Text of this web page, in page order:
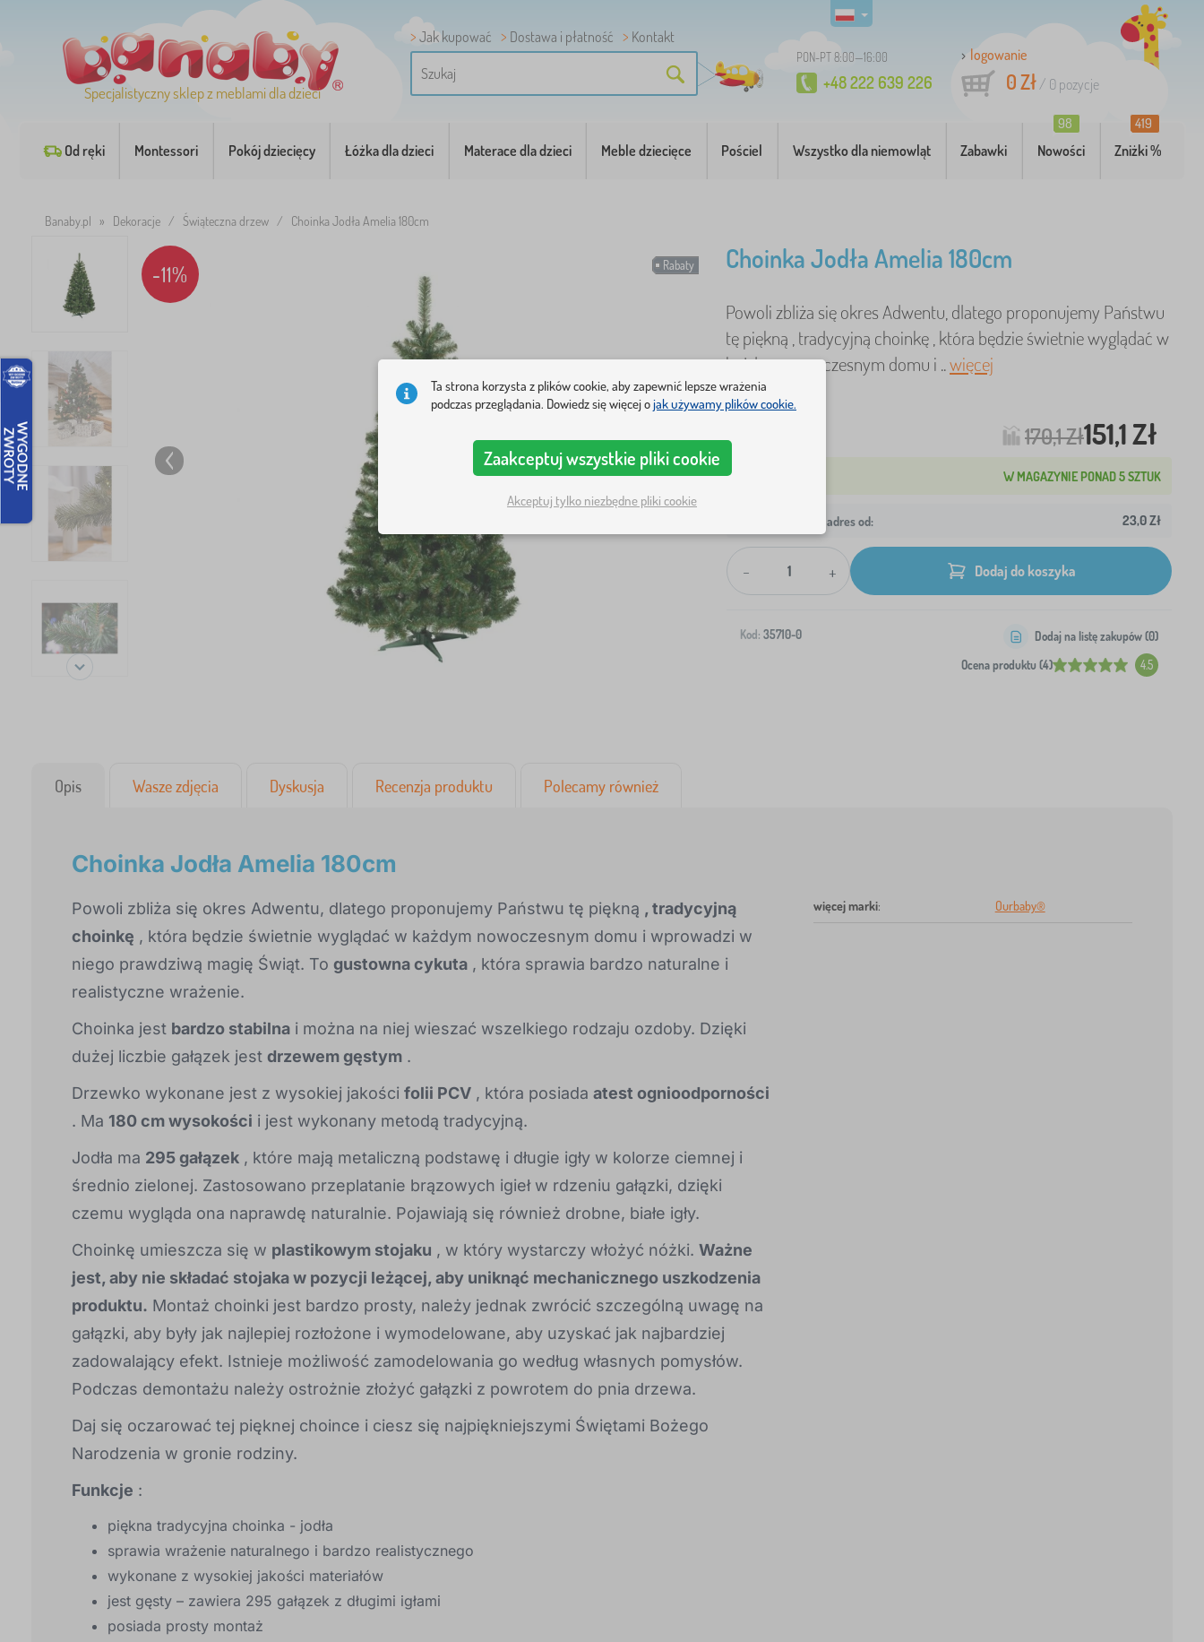
Specjalistyczny sklep z meblami dla dzieci
Jak kupować Dostawa i płatność Kontakt
PON-PT 8:00—16:00
+48 222 639 226
logowanie
0 Zł/ 0 pozycje
Od ręki Montessori Pokój dziecięcy Łóżka dla dzieci Materace dla dzieci Meble dziecięce Pościel Wszystko dla niemowląt Zabawki Nowości
98
Zniżki %
419
Banaby.pl » Dekoracje / Świąteczna drzew / Choinka Jodła Amelia 180cm
Rabaty
-11% Choinka Jodła Amelia 180cm
Powoli zbliża się okres Adwentu, dlatego proponujemy Państwu
tę piękną , tradycyjną choinkę , która będzie świetnie wyglądać w
każdym nowoczesnym domu i ..więcej
170,1 Zł151,1 Zł
W MAGAZYNIE PONAD 5 SZTUK
Wysyłka na Twój adres od: 23,0 Zł
- + Dodaj do koszyka
Kod: 35710-0
Ocena produktu (4) 4.5
Dodaj na listę zakupów (0)
Opis Wasze zdjęcia Dyskusja Recenzja produktu Polecamy również
Choinka Jodła Amelia 180cm
Powoli zbliża się okres Adwentu, dlatego proponujemy Państwu tę piękną , tradycyjną
choinkę , która będzie świetnie wyglądać w każdym nowoczesnym domu i wprowadzi w
niego prawdziwą magię Świąt. To gustowna cykuta , która sprawia bardzo naturalne i
realistyczne wrażenie.
Choinka jest bardzo stabilna i można na niej wieszać wszelkiego rodzaju ozdoby. Dzięki
dużej liczbie gałązek jest drzewem gęstym .
Drzewko wykonane jest z wysokiej jakości folii PCV , która posiada atest ognioodporności
. Ma 180 cm wysokości i jest wykonany metodą tradycyjną.
Jodła ma 295 gałązek , które mają metaliczną podstawę i długie igły w kolorze ciemnej i
średnio zielonej. Zastosowano przeplatanie brązowych igieł w rdzeniu gałązki, dzięki
czemu wygląda ona naprawdę naturalnie. Pojawiają się również drobne, białe igły.
Choinkę umieszcza się w plastikowym stojaku , w który wystarczy włożyć nóżki. Ważne
jest, aby nie składać stojaka w pozycji leżącej, aby uniknąć mechanicznego uszkodzenia
produktu. Montaż choinki jest bardzo prosty, należy jednak zwrócić szczególną uwagę na
gałązki, aby były jak najlepiej rozłożone i wymodelowane, aby uzyskać jak najbardziej
zadowalający efekt. Istnieje możliwość zamodelowania go według własnych pomysłów.
Podczas demontażu należy ostrożnie złożyć gałązki z powrotem do pnia drzewa.
Daj się oczarować tej pięknej choince i ciesz się najpiękniejszymi Świętami Bożego
Narodzenia w gronie rodziny.
Funkcje :
piękna tradycyjna choinka - jodła
sprawia wrażenie naturalnego i bardzo realistycznego
wykonane z wysokiej jakości materiałów
jest gęsty – zawiera 295 gałązek z długimi igłami
posiada prosty montaż
więcej marki: Ourbaby®
Ta strona korzysta z plików cookie, aby zapewnić lepsze wrażenia
podczas przeglądania. Dowiedz się więcej ojak używamy plików cookie.
Zaakceptuj wszystkie pliki cookie
Akceptuj tylko niezbędne pliki cookie